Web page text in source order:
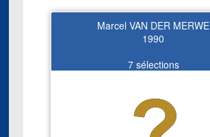
Marcel VAN DER MERWE
1990
7 sélections